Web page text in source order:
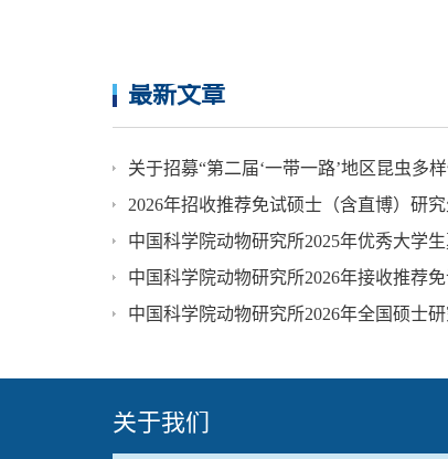
最新文章
2026年招收推荐免试硕士（含直博）研
中国科学院动物研究所2025年优秀大学
中国科学院动物研究所2026年接收推荐
中国科学院动物研究所2026年全国硕士
关于我们